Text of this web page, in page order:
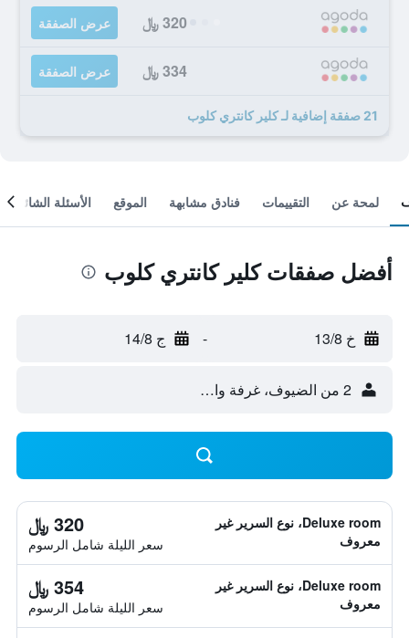
320 ﷼ عرض الصفقة
334 ﷼ عرض الصفقة
21 صفقة إضافية لـ كلير كانتري كلوب
لمحة عن التقييمات فنادق مشابهة الموقع الأسئلة الشائعة
أفضل صفقات كلير كانتري كلوب
خ 13/8 - ج 14/8
2 من الضيوف، غرفة واحدة
Deluxe room، نوع السرير غير
معروف
320 ﷼
سعر الليلة شامل الرسوم
Deluxe room، نوع السرير غير
معروف
354 ﷼
سعر الليلة شامل الرسوم